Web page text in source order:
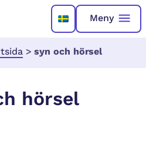
Meny
> syn och hörsel
hörsel